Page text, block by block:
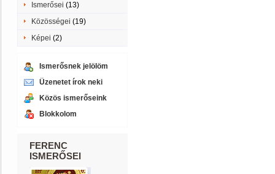
Ismerősei (13)
Közösségei (19)
Képei (2)
Ismerősnek jelölöm
Üzenetet írok neki
Közös ismerőseink
Blokkolom
FERENC
ISMERŐSEI